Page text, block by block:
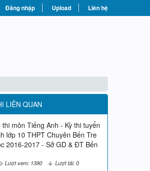
Đăng nhập Upload Liên hệ
LIÊN QUAN
môn Tiếng Anh - Kỳ thi tuyển
lớp 10 THPT Chuyên Bến Tre
2016-2017 - Sở GD & ĐT Bến
Lượt xem: 1390 Lượt tải: 0